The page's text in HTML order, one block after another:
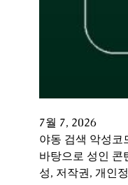
7월 7, 2026
야동 검색 악성코
바탕으로 성인 콘
성, 저작권, 개인